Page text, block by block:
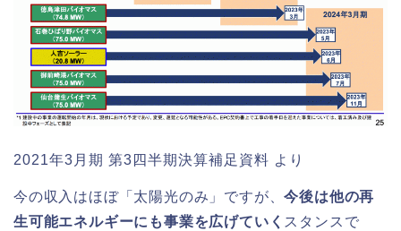
2021年3月期 第3四半期決算補足資料 より
今の収入はほぼ「太陽光のみ」ですが、今後は他の再
生可能エネルギーにも事業を広げていく スタンスで